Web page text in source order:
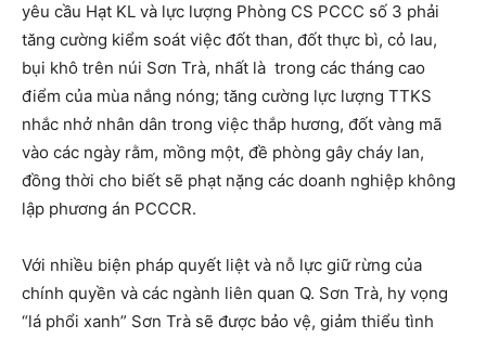
yêu cầu Hạt KL và lực lượng Phòng CS PCCC số 3 phải
tăng cường kiểm soát việc đốt than, đốt thực bì, cỏ lau,
bụi khô trên núi Sơn Trà, nhất là trong các tháng cao
điểm của mùa nắng nóng; tăng cường lực lượng TTKS
nhắc nhở nhân dân trong việc thắp hương, đốt vàng mã
vào các ngày rằm, mồng một, đề phòng gây cháy lan,
đồng thời cho biết sẽ phạt nặng các doanh nghiệp không
lập phương án PCCCR.
Với nhiều biện pháp quyết liệt và nỗ lực giữ rừng của
chính quyền và các ngành liên quan Q. Sơn Trà, hy vọng
“lá phổi xanh” Sơn Trà sẽ được bảo vệ, giảm thiểu tình